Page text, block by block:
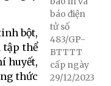
bột,
tập thể
huyết,
thức
báo điện
tử số
483/GP-
BTTTT
cấp ngày
29/12/2023